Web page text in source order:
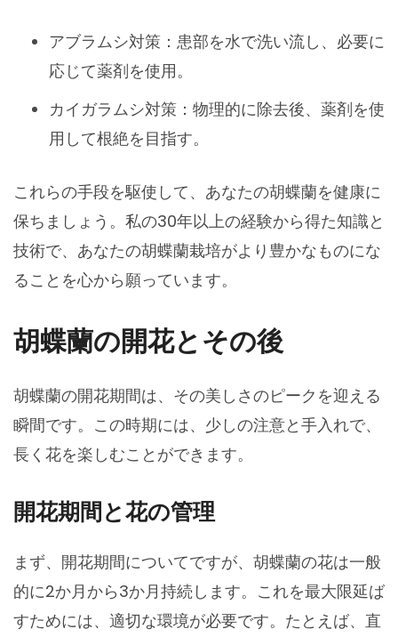
アブラムシ対策：患部を水で洗い流し、必要に
応じて薬剤を使用。
カイガラムシ対策：物理的に除去後、薬剤を使
用して根絶を目指す。
これらの手段を駆使して、あなたの胡蝶蘭を健康に
保ちましょう。私の30年以上の経験から得た知識と
技術で、あなたの胡蝶蘭栽培がより豊かなものにな
ることを心から願っています。
胡蝶蘭の開花とその後
胡蝶蘭の開花期間は、その美しさのピークを迎える
瞬間です。この時期には、少しの注意と手入れで、
長く花を楽しむことができます。
開花期間と花の管理
まず、開花期間についてですが、胡蝶蘭の花は一般
的に2か月から3か月持続します。これを最大限延ば
すためには、適切な環境が必要です。たとえば、直